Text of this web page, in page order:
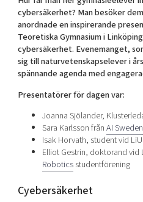
Reversed mentorship
Current offers and activities
Funding opportunities
Our clusters
Reach out to us
Locations
cybersäkerhet? Man besöker
anordnade en inspirerande
Teoretiska Gymnasium i
cybersäkerhet. Evenemanget,
sig till naturvetenskapselever i
spännande agenda med
Presentatörer för dagen var:
JoannaSjölander,
Sara Karlsson frånAI Sweden
Isak Horvath, student vid LiU
Elliot Gestrin, doktorand vid
Roboticsstudentförening
Cyebersäkerhet